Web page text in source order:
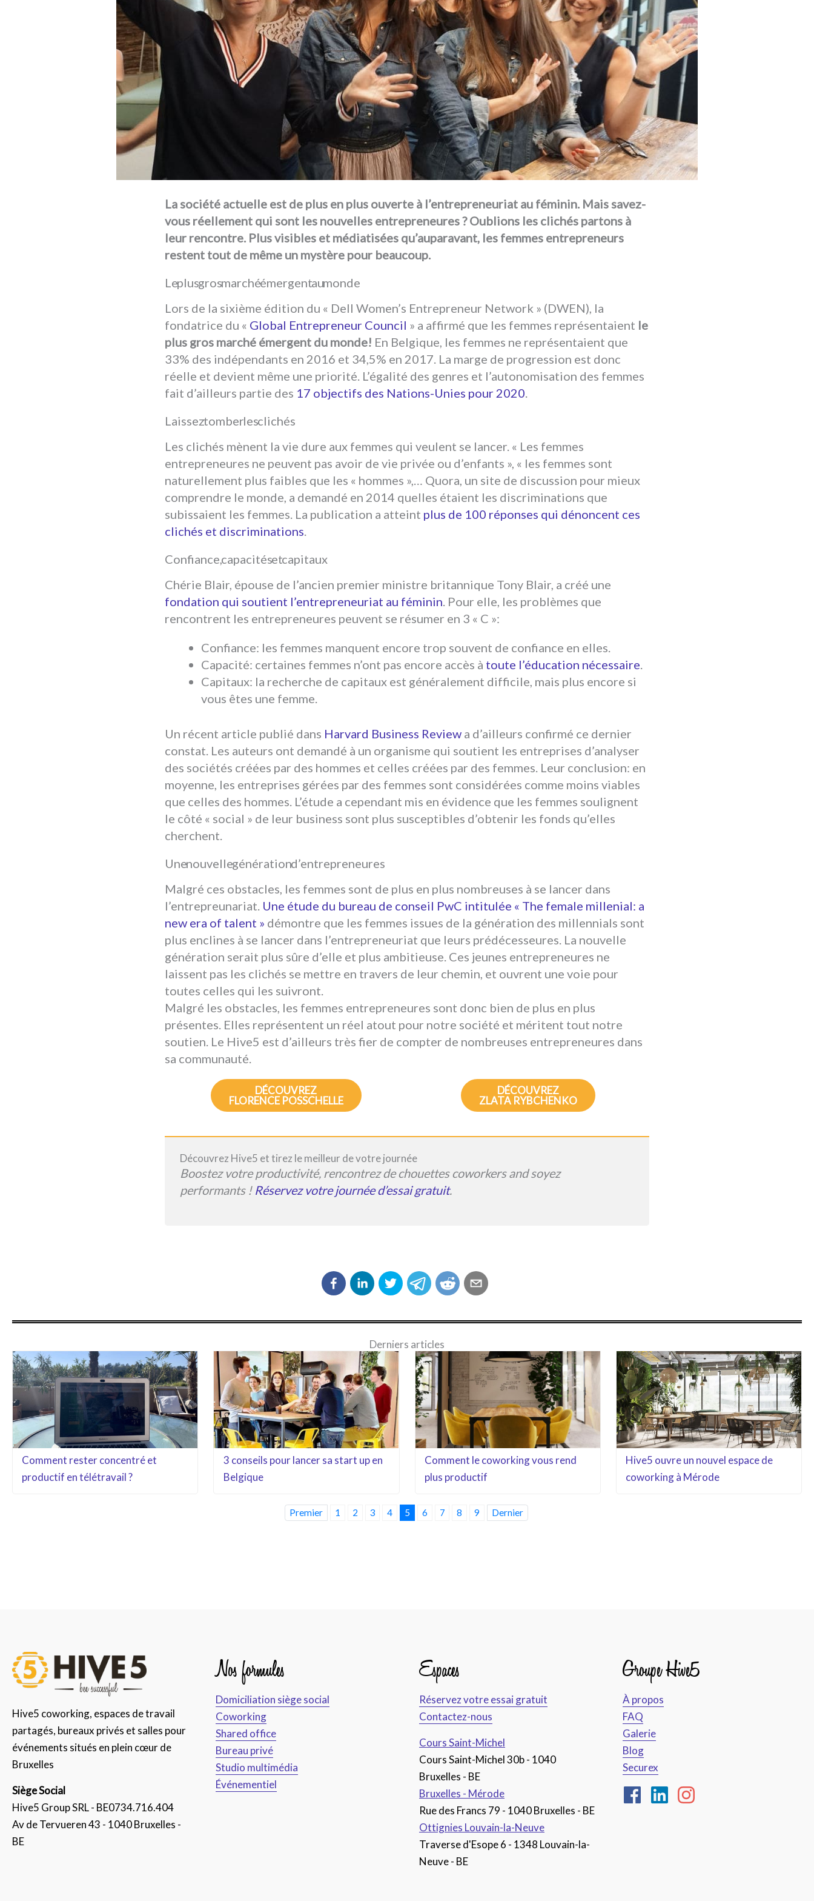
La société actuelle est de plus en plus ouverte à l’entrepreneuriat au féminin. Mais savez-
vous réellement qui sont les nouvelles entrepreneures ? Oublions les clichés partons à
leur rencontre. Plus visibles et médiatisées qu’auparavant, les femmes entrepreneurs
restent tout de même un mystère pour beaucoup.
Le plus gros marché émergent au monde
Lors de la sixième édition du « Dell Women’s Entrepreneur Network » (DWEN), la
fondatrice du « Global Entrepreneur Council » a affirmé que les femmes représentaient le
plus gros marché émergent du monde! En Belgique, les femmes ne représentaient que
33% des indépendants en 2016 et 34,5% en 2017. La marge de progression est donc
réelle et devient même une priorité. L’égalité des genres et l’autonomisation des femmes
fait d’ailleurs partie des 17 objectifs des Nations-Unies pour 2020.
Laissez tomber les clichés
Les clichés mènent la vie dure aux femmes qui veulent se lancer. « Les femmes
entrepreneures ne peuvent pas avoir de vie privée ou d’enfants », « les femmes sont
naturellement plus faibles que les « hommes »,… Quora, un site de discussion pour mieux
comprendre le monde, a demandé en 2014 quelles étaient les discriminations que
subissaient les femmes. La publication a atteint plus de 100 réponses qui dénoncent ces
clichés et discriminations.
Confiance, capacités et capitaux
Chérie Blair, épouse de l’ancien premier ministre britannique Tony Blair, a créé une
fondation qui soutient l’entrepreneuriat au féminin. Pour elle, les problèmes que
rencontrent les entrepreneures peuvent se résumer en 3 « C »:
Confiance: les femmes manquent encore trop souvent de confiance en elles.
Capacité: certaines femmes n’ont pas encore accès à toute l’éducation nécessaire.
Capitaux: la recherche de capitaux est généralement difficile, mais plus encore si
vous êtes une femme.
Un récent article publié dans Harvard Business Review a d’ailleurs confirmé ce dernier
constat. Les auteurs ont demandé à un organisme qui soutient les entreprises d’analyser
des sociétés créées par des hommes et celles créées par des femmes. Leur conclusion: en
moyenne, les entreprises gérées par des femmes sont considérées comme moins viables
que celles des hommes. L’étude a cependant mis en évidence que les femmes soulignent
le côté « social » de leur business sont plus susceptibles d’obtenir les fonds qu’elles
cherchent.
Une nouvelle génération d’entrepreneures
Malgré ces obstacles, les femmes sont de plus en plus nombreuses à se lancer dans
l’entrepreunariat. Une étude du bureau de conseil PwC intitulée « The female millenial: a
new era of talent » démontre que les femmes issues de la génération des millennials sont
plus enclines à se lancer dans l’entrepreneuriat que leurs prédécesseures. La nouvelle
génération serait plus sûre d’elle et plus ambitieuse. Ces jeunes entrepreneures ne
laissent pas les clichés se mettre en travers de leur chemin, et ouvrent une voie pour
toutes celles qui les suivront.
Malgré les obstacles, les femmes entrepreneures sont donc bien de plus en plus
présentes. Elles représentent un réel atout pour notre société et méritent tout notre
soutien. Le Hive5 est d’ailleurs très fier de compter de nombreuses entrepreneures dans
sa communauté.
DÉCOUVREZ
FLORENCE POSSCHELLE
DÉCOUVREZ
ZLATA RYBCHENKO
Découvrez Hive5 et tirez le meilleur de votre journée
Boostez votre productivité, rencontrez de chouettes coworkers and soyez
performants ! Réservez votre journée d’essai gratuit.
Derniers articles
Comment rester concentré et
productif en télétravail ?
3 conseils pour lancer sa start up en
Belgique
Comment le coworking vous rend
plus productif
Hive5 ouvre un nouvel espace de
coworking à Mérode
Premier 1 2 3 4 5 6 7 8 9 Dernier
Hive5 coworking, espaces de travail
partagés, bureaux privés et salles pour
événements situés en plein cœur de
Bruxelles
Siège Social
Hive5 Group SRL - BE0734.716.404
Av de Tervueren 43 - 1040 Bruxelles -
BE
Nos formules
Domiciliation siège social
Coworking
Shared office
Bureau privé
Studio multimédia
Événementiel
Espaces
Réservez votre essai gratuit
Contactez-nous
Cours Saint-Michel
Cours Saint-Michel 30b - 1040
Bruxelles - BE
Bruxelles - Mérode
Rue des Francs 79 - 1040 Bruxelles - BE
Ottignies Louvain-la-Neuve
Traverse d'Esope 6 - 1348 Louvain-la-
Neuve - BE
Groupe Hive5
À propos
FAQ
Galerie
Blog
Securex